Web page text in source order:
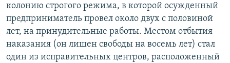
колонию строгого режима, в которой осужденный
предприниматель провел около двух с половиной
лет, на принудительные работы. Местом отбытия
наказания (он лишен свободы на восемь лет) стал
один из исправительных центров, расположенный